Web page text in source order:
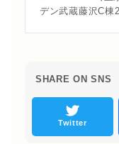
デン武蔵藤沢C棟
SHARE ON SNS
Twitter